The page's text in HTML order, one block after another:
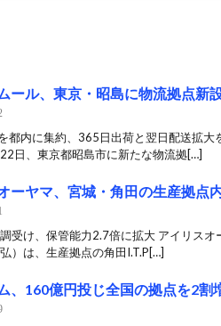
ール、東京・昭島に物流拠点新
都内に集約、365日出荷と翌日配送拡大
日、東京都昭島市に新たな物流拠[…]
ーヤマ、宮城・角田の生産拠点
調受け、保管能力2.7倍に拡大 アイリス
）は、生産拠点の角田I.T.P[…]
、160億円投じ全国の拠点を2割